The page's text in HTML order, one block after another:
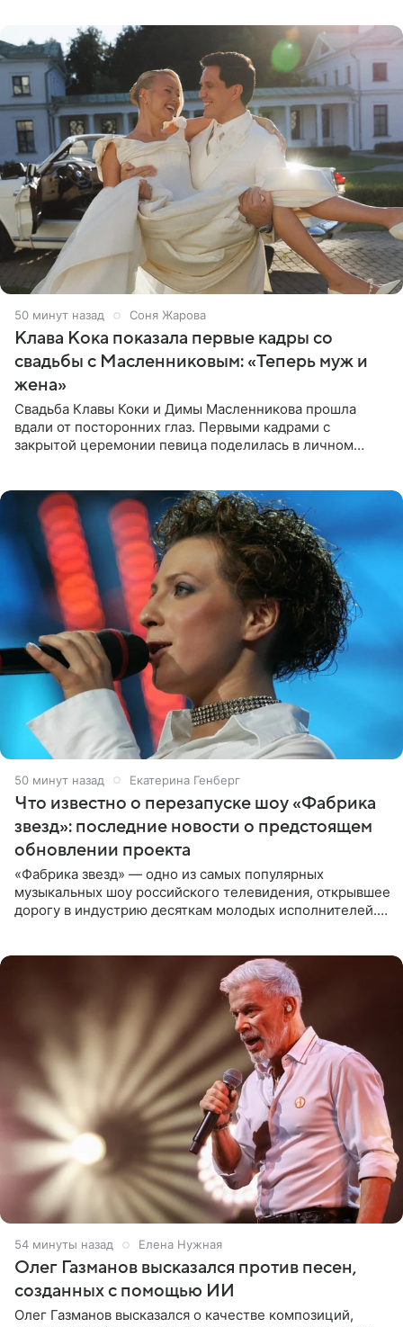
50 минут назад Соня Жарова
Клава Кока показала первые кадры со
свадьбы с Масленниковым: «Теперь муж и
жена»
Свадьба Клавы Коки и Димы Масленникова прошла
вдали от посторонних глаз. Первыми кадрами с
закрытой церемонии певица поделилась в личном
50 минут назад Екатерина Генберг
Что известно о перезапуске шоу «Фабрика
звезд»: последние новости о предстоящем
обновлении проекта
«Фабрика звезд» — одно из самых популярных
музыкальных шоу российского телевидения, открывшее
дорогу в индустрию десяткам молодых исполнителей.
54 минуты назад Елена Нужная
Олег Газманов высказался против песен,
созданных с помощью ИИ
Олег Газманов высказался о качестве композиций,